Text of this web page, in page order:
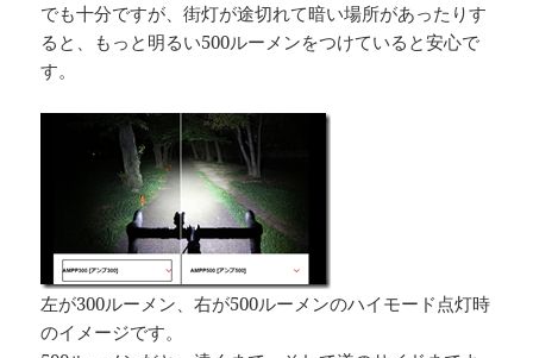
でも十分ですが、街灯が途切れて暗い場所があったりす
ると、もっと明るい500ルーメンをつけていると安心で
す。
左が300ルーメン、右が500ルーメンのハイモード点灯時
のイメージです。